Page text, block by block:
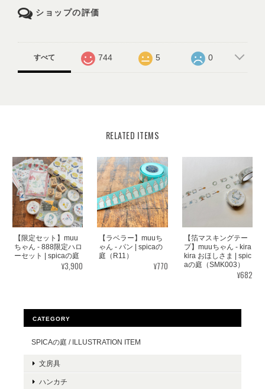
ショップの評価
すべて 744 5 0
RELATED ITEMS
【限定セット】muu
ちゃん - 888限定ハロ
ーセット | spicaの庭
¥3,900
【ラベラー】muuち
ゃん - パン | spicaの
庭（R11）
¥770
【箔マスキングテー
プ】muuちゃん - kira
kira おほしさま | spic
aの庭（SMK003）
¥682
CATEGORY
SPICAの庭 / ILLUSTRATION ITEM
文房具
ハンカチ